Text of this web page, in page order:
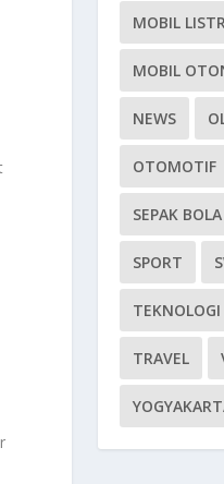
MOBIL
MOBIL
NEWS
OTOMOTIF
SEPAK BOLA
SPORT
TEKNOLOGI
TRAVEL